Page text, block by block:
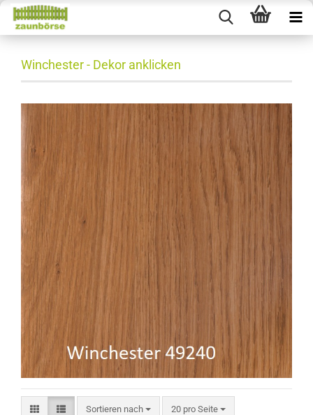
Winchester - Dekor anklicken
Sortieren nach
Sortieren nach 20 pro Seite
pro Seite